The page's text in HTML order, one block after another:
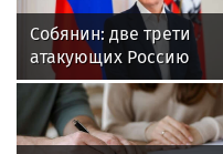
Собянин: две трети
атакующих Россию
беспилотников летит в
сторону Москвы